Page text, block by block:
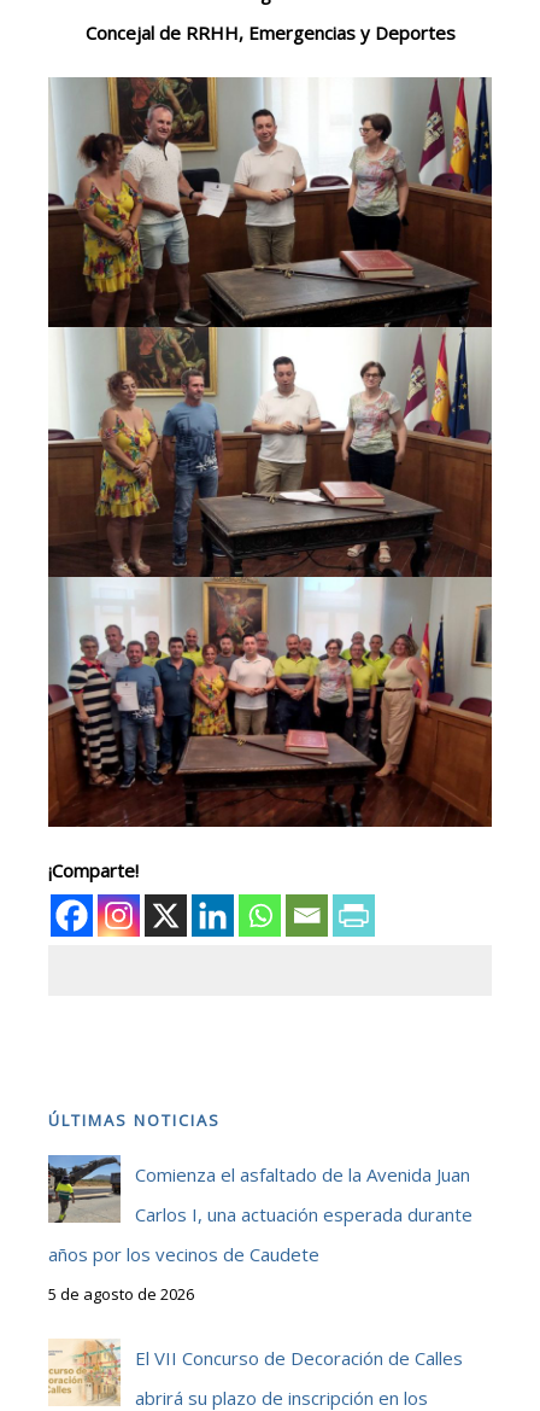
Concejal de RRHH, Emergencias y Deportes
¡Comparte!
ÚLTIMAS NOTICIAS
Comienza el asfaltado de la Avenida Juan
Carlos I, una actuación esperada durante
años por los vecinos de Caudete
5 de agosto de 2026
El VII Concurso de Decoración de Calles
abrirá su plazo de inscripción en los